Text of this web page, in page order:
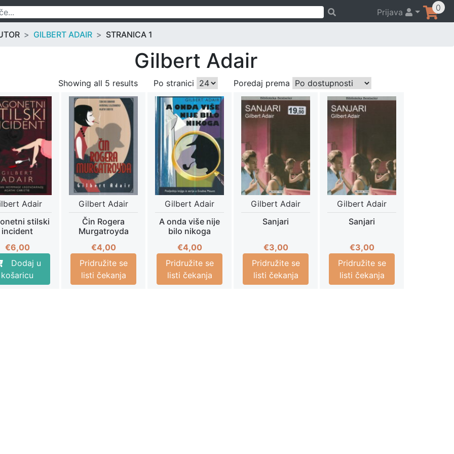
Prijava 0
GILBERT ADAIR STRANICA 1
Gilbert Adair
Showing all 5 results Po stranici Poredaj prema
Adair
stilski
incident
€6,00
Dodaj u
košaricu
Gilbert Adair
Čin Rogera
Murgatroyda
€4,00
Pridružite se
listi čekanja
Gilbert Adair
A onda više nije
bilo nikoga
€4,00
Pridružite se
listi čekanja
Gilbert Adair
Sanjari
€3,00
Pridružite se
listi čekanja
Gilbert Adair
Sanjari
€3,00
Pridružite se
listi čekanja